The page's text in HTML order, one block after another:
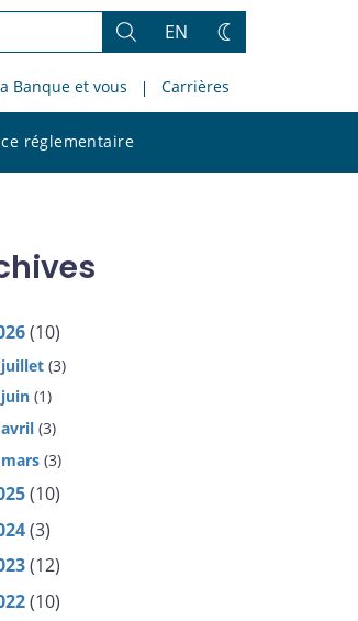
Rechercher
EN
Changez
thème
Banque et vous Carrières
réglementaire
le
(10)
juillet (3)
juin (1)
avril (3)
mars (3)
(10)
(3)
(12)
(10)